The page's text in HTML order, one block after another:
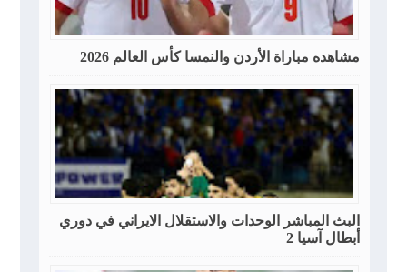
مشاهده مباراة الأردن والنمسا كأس العالم 2026
البث المباشر الوحدات والاستقلال الايراني في دوري
أبطال آسيا 2